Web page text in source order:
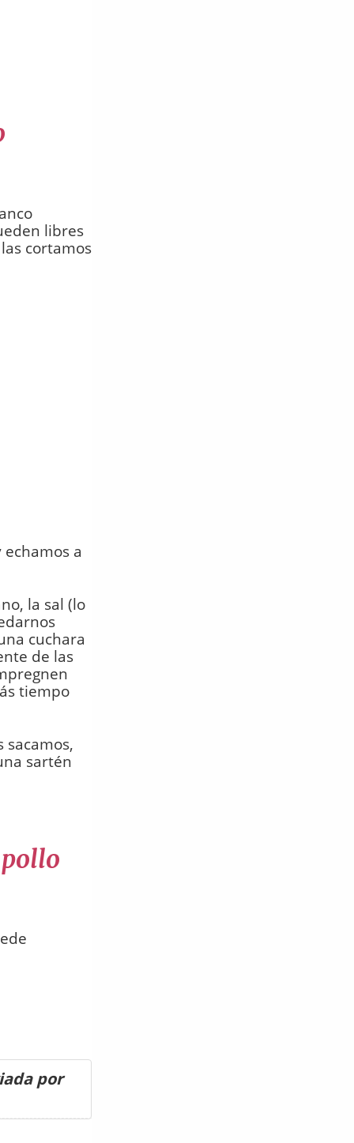
libres
cortamos
a
la sal (lo
cuchara
de las
tiempo
sacamos,
sartén
por